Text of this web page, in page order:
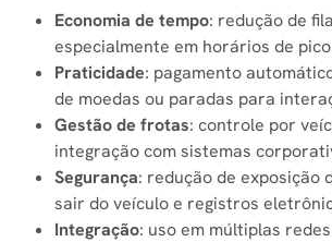
Economia de tempo: redução de
especialmente em horários de
Praticidade: pagamento
de moedas ou paradas para
Gestão de frotas: controle por
integração com sistemas
Segurança: redução de exposição
sair do veículo e registros
Integração: uso em múltiplas